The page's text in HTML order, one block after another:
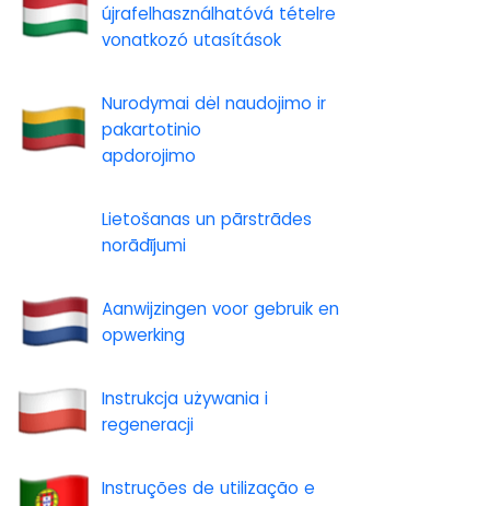
újrafelhasználhatóvá tételre
vonatkozó utasítások
Nurodymai dėl naudojimo ir
pakartotinio
apdorojimo
Lietošanas un pārstrādes
norādījumi
Aanwijzingen voor gebruik en
opwerking
Instrukcja używania i
regeneracji
Instruções de utilização e